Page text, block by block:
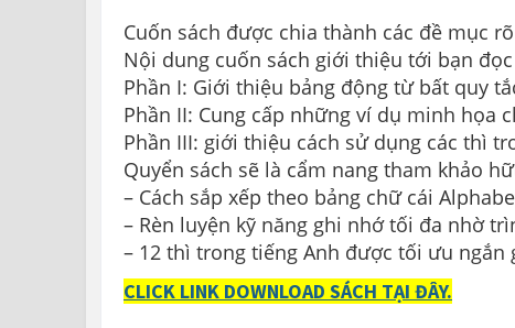
Cuốn sách được chia thành các đề mục
Nội dung cuốn sách giới thiệu tới bạn
Phần I: Giới thiệu bảng động từ bất quy
Phần II: Cung cấp những ví dụ minh họa
Phần III: giới thiệu cách sử dụng các thì
Quyển sách sẽ là cẩm nang tham khảo
– Cách sắp xếp theo bảng chữ cái
– Rèn luyện kỹ năng ghi nhớ tối đa nhờ
– 12 thì trong tiếng Anh được tối ưu ngắn
CLICK LINK DOWNLOAD SÁCH TẠI ĐÂY.